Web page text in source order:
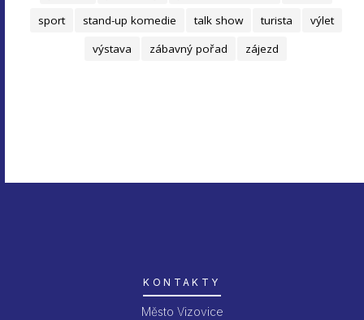
sport
stand-up komedie talk show turista
výlet
výstava
zábavný pořad zájezd
KONTAKTY
Město Vizovice